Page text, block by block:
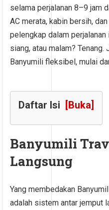
selama perjalanan 8–9 jam
AC merata, kabin bersih,
pelengkap dalam
siang, atau malam?
Banyumili fleksibel, mulai
Daftar Isi [Buka]
Banyumili
Langsung
Yang membedakan
adalah sistem antar jemput